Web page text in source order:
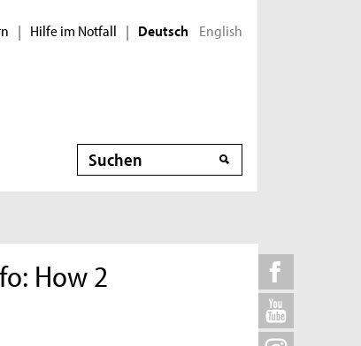
| Hilfe im Notfall | Deutsch English
Suche
How 2